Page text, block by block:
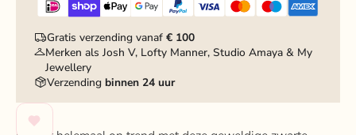
Gratis verzending vanaf€ 100
Merken als Josh V, Lofty Manner, Studio Amaya & My
Jewellery
Verzendingbinnen 24 uur